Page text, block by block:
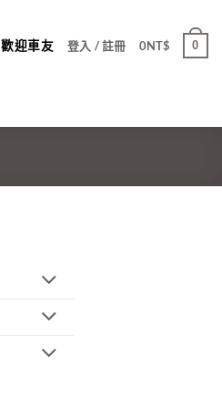
歡迎車友 登入 / 註冊 0NT$ 0